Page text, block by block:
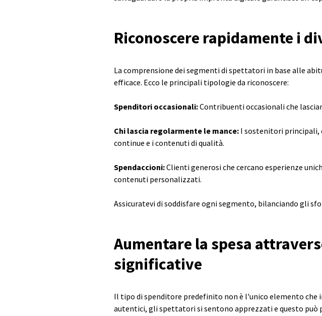
Riconoscere rapidamente i
La comprensione dei segmenti di spettatori in base alle
efficace. Ecco le principali tipologie da riconoscere:
Spenditori occasionali:Contribuenti occasionali che
Chi lascia regolarmente le mance:I sostenitori principali,
continue e i contenuti di qualità.
Spendaccioni:Clienti generosi che cercano esperienze
contenuti personalizzati.
Assicuratevi di soddisfare ogni segmento, bilanciando gli
Aumentare la spesa
significative
Il tipo di spenditore predefinito non è l'unico elemento che
autentici, gli spettatori si sentono apprezzati e questo può